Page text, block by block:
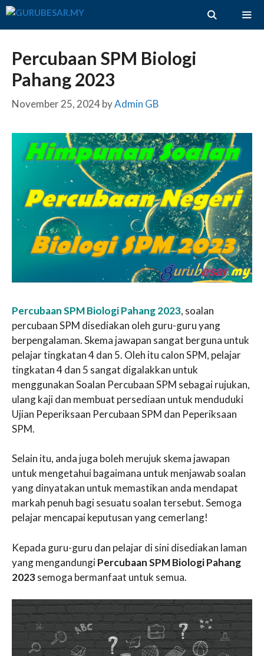
Skip
Percubaan SPM Biologi
Pahang 2023
November 25, 2024byAdmin GB
Percubaan SPM Biologi Pahang 2023, soalan
percubaan SPM disediakan oleh guru-guru yang
berpengalaman. Skema jawapan sangat berguna untuk
pelajar tingkatan 4 dan 5. Oleh itu calon SPM, pelajar
tingkatan 4 dan 5 sangat digalakkan untuk
menggunakan Soalan Percubaan SPM sebagai rujukan,
ulang kaji dan membuat persediaan untuk menduduki
Ujian Peperiksaan Percubaan SPM dan Peperiksaan
SPM.
Selain itu, anda juga boleh merujuk skema jawapan
untuk mengetahui bagaimana untuk menjawab soalan
yang dinyatakan untuk memastikan anda mendapat
markah penuh bagi sesuatu soalan tersebut. Semoga
pelajar mencapai keputusan yang cemerlang!
Kepada guru-guru dan pelajar di sini disediakan laman
yang mengandungiPercubaan SPM Biologi Pahang
2023semoga bermanfaat untuk semua.